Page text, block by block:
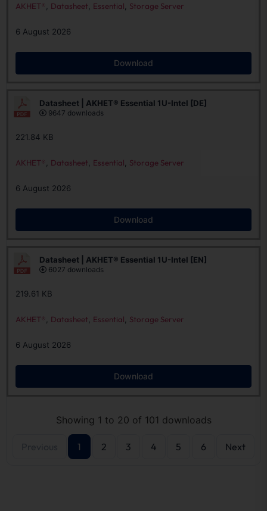
AKHET® Datasheet Essential Storage Server
6 August 2026
Download
Datasheet | AKHET® Essential 1U-Intel [DE]
9647 downloads
221.84 KB
AKHET® Datasheet Essential Storage Server
6 August 2026
Download
Datasheet | AKHET® Essential 1U-Intel [EN]
6027 downloads
219.61 KB
AKHET® Datasheet Essential Storage Server
6 August 2026
Download
Showing 1 to 20 of 101 downloads
1 2 3 4 5 6 Next